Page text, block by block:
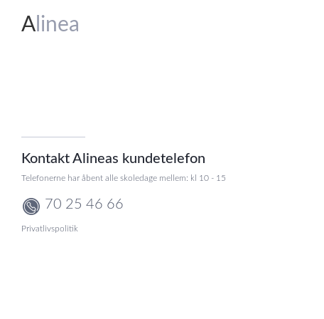
A linea
Kontakt Alineas kundetelefon
Telefonerne har åbent alle skoledage mellem: kl 10 - 15
70 25 46 66
Privatlivspolitik